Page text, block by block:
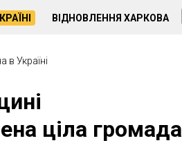
ВІДНОВЛЕННЯ ХАРКОВА
в Україні
ціла громада